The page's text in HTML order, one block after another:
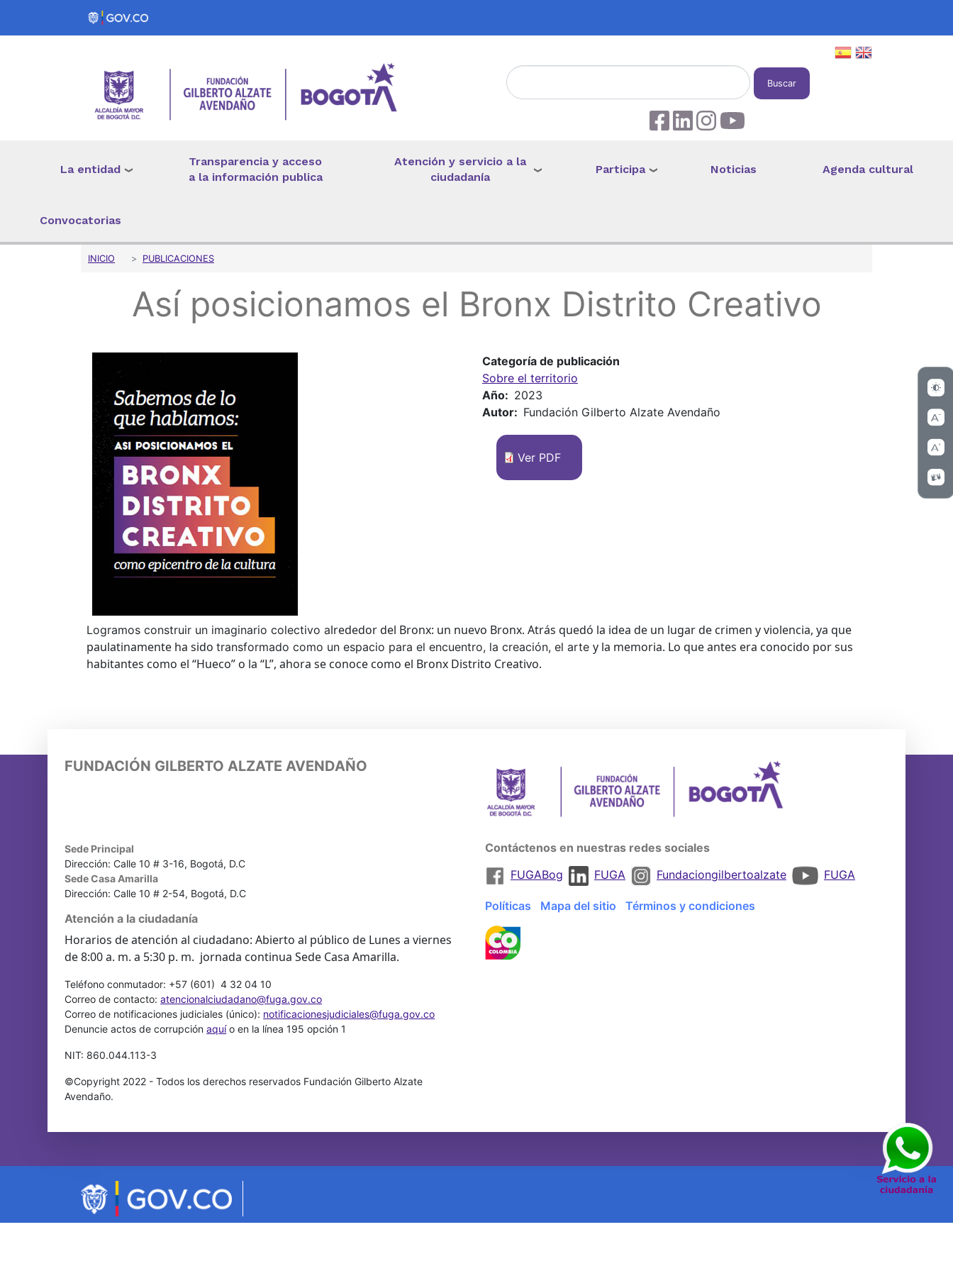
Pasar al contenido principal
Buscar
La entidad
Transparencia y acceso
a la información publica
Atención y servicio a la
ciudadanía
Participa Noticias Agenda cultural
Convocatorias
Sobrescribir enlaces de ayuda a la navegación
INICIO PUBLICACIONES
Así posicionamos el Bronx Distrito Creativo
Categoría de publicación
Sobre el territorio
Año
2023
Autor
Fundación Gilberto Alzate Avendaño
Ver PDF
Logramos construir un imaginario colectivo alrededor del Bronx: un nuevo Bronx. Atrás quedó la idea de un lugar de crimen y violencia, ya que
paulatinamente ha sido transformado como un espacio para el encuentro, la creación, el arte y la memoria. Lo que antes era conocido porsus
habitantes como el “Hueco” o la “L”, ahora se conoce como el Bronx Distrito Creativo.
FUNDACIÓN GILBERTO ALZATE AVENDAÑO
Sede Principal
Dirección: Calle 10 # 3-16, Bogotá, D.C
Sede Casa Amarilla
Dirección: Calle 10 # 2-54, Bogotá, D.C
Atención a la ciudadanía
Horarios de atención al ciudadano: Abierto al público de Lunes a viernes
de 8:00 a. m. a 5:30 p. m. jornada continua Sede Casa Amarilla.
Teléfono conmutador: +57 (601) 4 32 04 10
Correo de contacto:atencionalciudadano@fuga.gov.co
Correo de notificaciones judiciales (único): notificacionesjudiciales@fuga.gov.co
Denuncie actos de corrupciónaquío en la línea 195 opción 1
NIT: 860.044.113-3
©Copyright 2022 - Todos los derechos reservados Fundación Gilberto Alzate
Avendaño.
Contáctenos en nuestras redes sociales
FUGABog
FUGA Fundaciongilbertoalzate FUGA
Políticas Mapa del sitio Términos y condiciones